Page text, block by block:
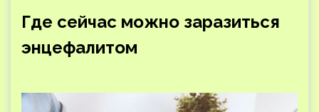
Где сейчас можно заразиться
энцефалитом